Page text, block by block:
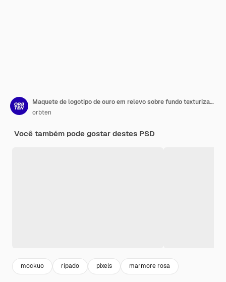
Maquete de logotipo de ouro em relevo sobre fundo texturizado escuro
orbten
Você também pode gostar destes PSD
mockuo ripado pixels marmore rosa